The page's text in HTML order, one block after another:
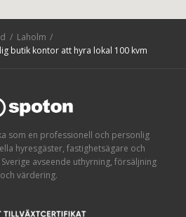
Laholm
butik kontor att hyra lokal 100 kvm
som en professionell och personlig
hyresgäster, fastighetsägare och
avseende uthyrning, försäljning
och värdering.